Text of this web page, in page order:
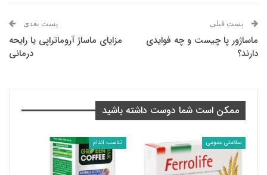
پست قبلی
ماساژور پا چیست و چه فوایدی
دارند؟
پست بعدی
مزایای ماساژ آروماتراپی یا رایحه
درمانی
ممکن است شما دوست داشته باشید
سلامتی عمومی تناسب اندام